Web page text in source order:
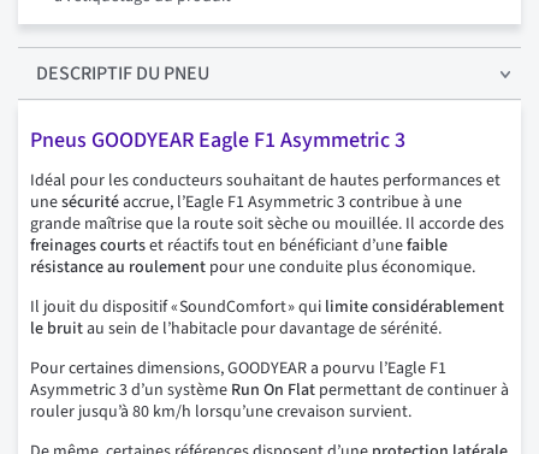
DESCRIPTIFDU PNEU
Pneus GOODYEAR Eagle F1 Asymmetric 3
Idéal pour les conducteurs souhaitant de hautes performances et
unesécuritéaccrue, l’Eagle F1 Asymmetric 3 contribue à une
grande maîtrise que la route soit sèche ou mouillée. Il accorde des
freinages courtset réactifs tout en bénéficiant d’unefaible
résistance au roulement pour une conduite plus économique.
Il jouit du dispositif « SoundComfort » qui limite considérablement
le bruitau sein de l’habitacle pour davantage de sérénité.
Pour certaines dimensions, GOODYEAR a pourvu l’Eagle F1
Asymmetric 3 d’un système Run On Flat permettant de continuer à
rouler jusqu’à 80 km/h lorsqu’une crevaison survient.